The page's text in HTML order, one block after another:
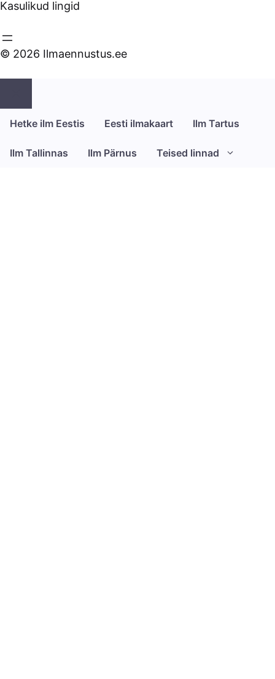
Kasulikud lingid
© 2026 Ilmaennustus.ee
Close
Hetke ilm Eestis Eesti ilmakaart Ilm Tartus
Ilm Tallinnas Ilm Pärnus Teised linnad